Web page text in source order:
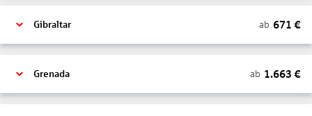
Gibraltar ab 671 €
Grenada ab 1.663 €